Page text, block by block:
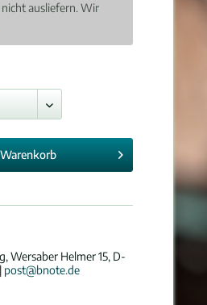
ausliefern. Wir
Warenkorb
Wersaber Helmer 15, D-
post@bnote.de